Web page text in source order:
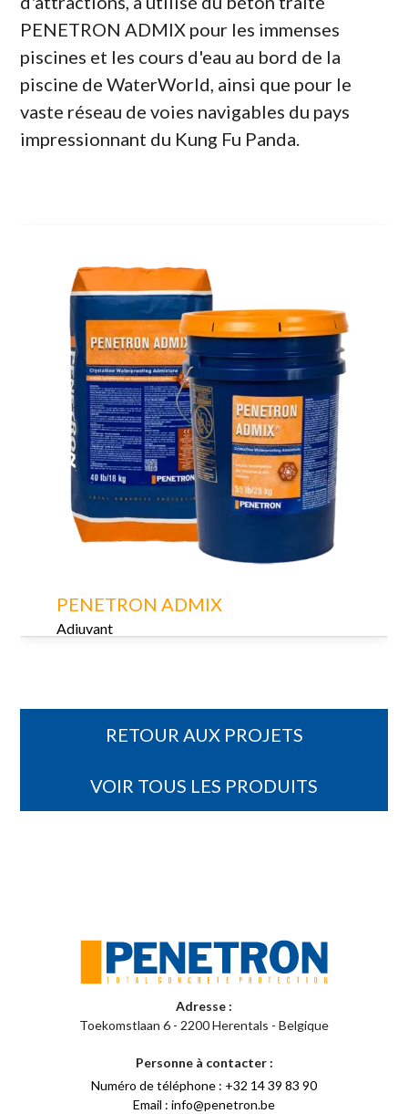
PENETRON ADMIX pour les immenses
piscines et les cours d'eau au bord de la
piscine de WaterWorld, ainsi que pour le
vaste réseau de voies navigables du pays
impressionnant du Kung Fu Panda.
PENETRON ADMIX
Adjuvant
RETOUR AUX PROJETS
VOIR TOUS LES PRODUITS
Adresse :
Toekomstlaan 6 - 2200 Herentals - Belgique
Personne à contacter :
Numéro de téléphone : +32 14 39 83 90
Email : info@penetron.be